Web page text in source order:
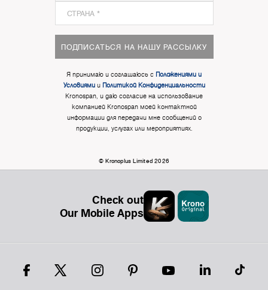
ПОДПИСАТЬСЯ НА НАШУ РАССЫЛКУ
Я принимаю и соглашаюсь с Положениями и
Условиямии Политикой Конфиденциальности
Kronospan, и даю согласие на использование
компанией Kronospan моей контактной
информации для передачи мне сообщений о
продукции, услугах или мероприятиях.
© Kronoplus Limited 2026
Check out
Our Mobile Apps